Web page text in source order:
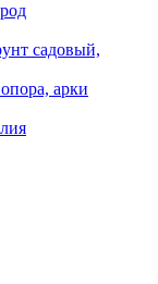
садовый,
арки